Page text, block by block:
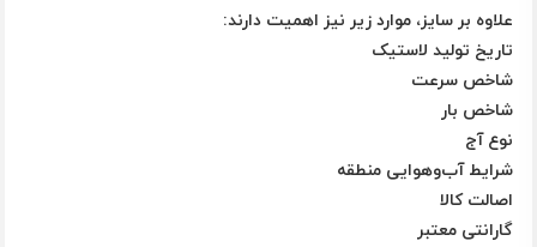
علاوه بر سایز، موارد زیر نیز اهمیت دارند:
تاریخ تولید لاستیک
شاخص سرعت
شاخص بار
نوع آج
شرایط آب‌وهوایی منطقه
اصالت کالا
گارانتی معتبر